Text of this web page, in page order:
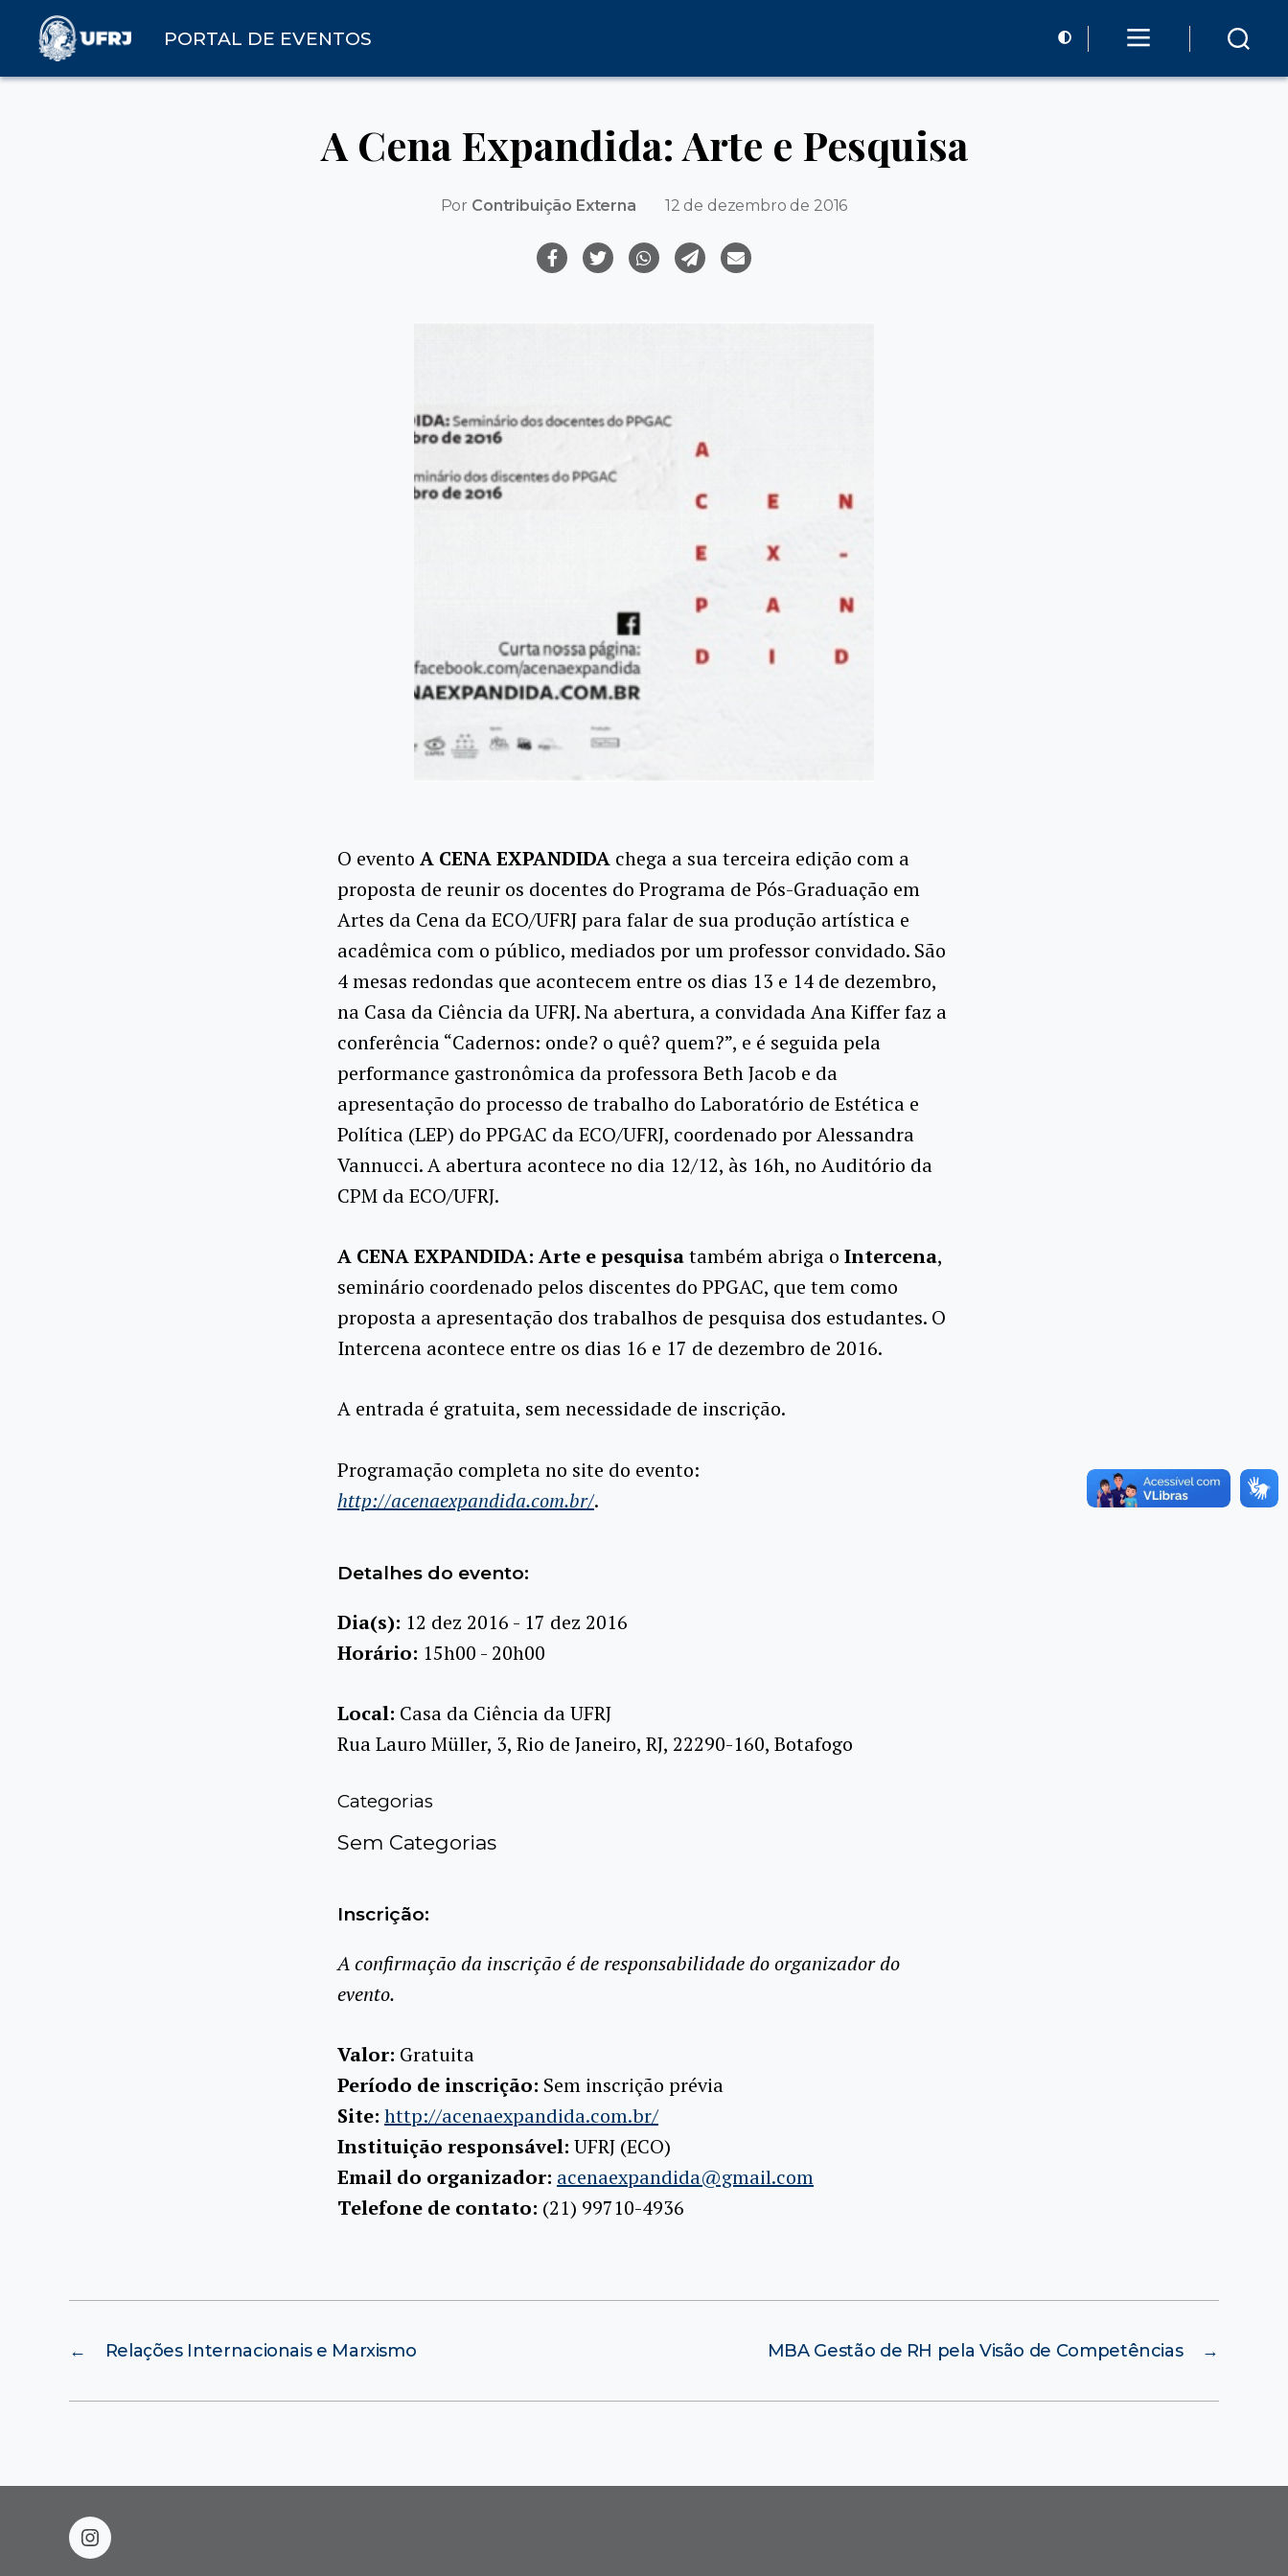
PORTAL DE EVENTOS
A Cena Expandida: Arte e Pesquisa
Por Contribuição Externa 12 de dezembro de 2016
O evento A CENA EXPANDIDA chega a sua terceira edição com a
proposta de reunir os docentes do Programa de Pós-Graduação em
Artes da Cena da ECO/UFRJ para falar de sua produção artística e
acadêmica com o público, mediados por um professor convidado. São
4 mesas redondas que acontecem entre os dias 13 e 14 de dezembro,
na Casa da Ciência da UFRJ. Na abertura, a convidada Ana Kiffer faz a
conferência “Cadernos: onde? o quê? quem?”, e é seguida pela
performance gastronômica da professora Beth Jacob e da
apresentação do processo de trabalho do Laboratório de Estética e
Política (LEP) do PPGAC da ECO/UFRJ, coordenado por Alessandra
Vannucci. A abertura acontece no dia 12/12, às 16h, no Auditório da
CPM da ECO/UFRJ.
A CENA EXPANDIDA: Arte e pesquisatambém abriga o Intercena,
seminário coordenado pelos discentes do PPGAC, que tem como
proposta a apresentação dos trabalhos de pesquisa dos estudantes. O
Intercena acontece entre os dias 16 e 17 de dezembro de 2016.
A entrada é gratuita, sem necessidade de inscrição.
Programação completa no site do evento:
http://acenaexpandida.com.br/.
Detalhes do evento:
Dia(s): 12 dez 2016 - 17 dez 2016
Horário: 15h00 - 20h00
Local: Casa da Ciência da UFRJ
Rua Lauro Müller, 3, Rio de Janeiro, RJ, 22290-160, Botafogo
Categorias
Sem Categorias
Inscrição:
A confirmação da inscrição é de responsabilidade do organizador do
evento.
Valor: Gratuita
Período de inscrição: Sem inscrição prévia
Site: http://acenaexpandida.com.br/
Instituição responsável: UFRJ (ECO)
Email do organizador: acenaexpandida@gmail.com
Telefone de contato: (21) 99710-4936
← Relações Internacionais e Marxismo →
MBA Gestão de RH pela Visão de Competências
instagram